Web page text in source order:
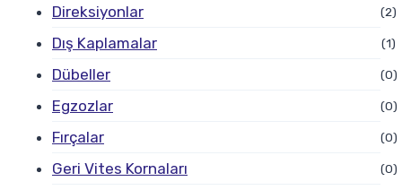
Direksiyonlar (2)
Dış Kaplamalar (1)
Dübeller (0)
Egzozlar (0)
Fırçalar (0)
Geri Vites Kornaları (0)